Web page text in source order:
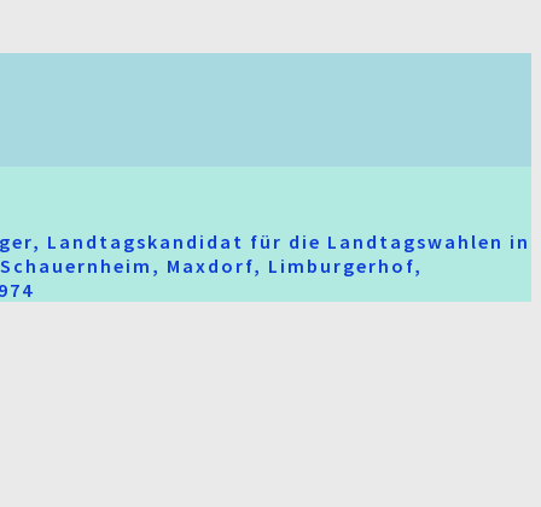
Landtagskandidat für die Landtagswahlen in
Maxdorf, Limburgerhof,